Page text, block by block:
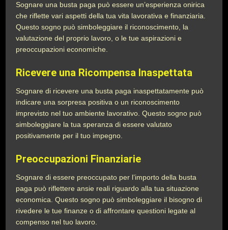
Sognare una busta paga può essere un’esperienza onirica
che riflette vari aspetti della tua vita lavorativa e finanziaria.
Questo sogno può simboleggiare il riconoscimento, la
valutazione del proprio lavoro, o le tue aspirazioni e
preoccupazioni economiche.
Ricevere una Ricompensa Inaspettata
Sognare di ricevere una busta paga inaspettatamente può
indicare una sorpresa positiva o un riconoscimento
imprevisto nel tuo ambiente lavorativo. Questo sogno può
simboleggiare la tua speranza di essere valutato
positivamente per il tuo impegno.
Preoccupazioni Finanziarie
Sognare di essere preoccupato per l’importo della busta
paga può riflettere ansie reali riguardo alla tua situazione
economica. Questo sogno può simboleggiare il bisogno di
rivedere le tue finanze o di affrontare questioni legate al
compenso nel tuo lavoro.